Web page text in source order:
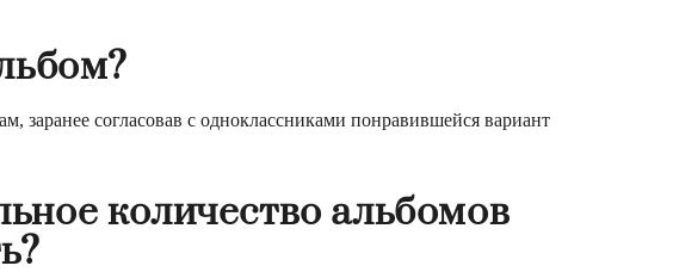
заранее согласовав с одноклассниками понравившейся вариант
количество альбомов